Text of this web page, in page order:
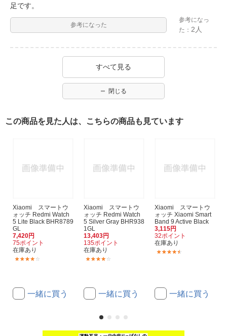
足です。
参考になった
参考になっ
た：2人
すべて見る
閉じる
この商品を見た人は、こちらの商品も見ています
Xiaomi スマートウ
ォッチ Redmi Watch
5 Lite Black BHR8789
GL
7,420円
75ポイント
在庫あり
一緒に買う
Xiaomi スマートウ
ォッチ Redmi Watch
5 Silver Gray BHR938
1GL
13,403円
135ポイント
在庫あり
一緒に買う
Xiaomi スマートウ
ォッチ Xiaomi Smart
Band 9 Active Black
3,115円
32ポイント
在庫あり
一緒に買う